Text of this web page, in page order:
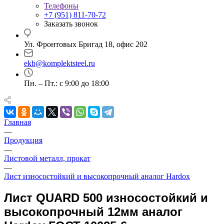
Телефоны
+7 (951) 811-70-72
Заказать звонок
Ул. Фронтовых Бригад 18, офис 202
ekb@komplektsteel.ru
Пн. – Пт.: с 9:00 до 18:00
Главная
—
Продукция
—
Листовой металл, прокат
—
Лист износостойкий и высокопрочный аналог Hardox
Лист QUARD 500 износостойкий и
высокопрочный 12мм аналог